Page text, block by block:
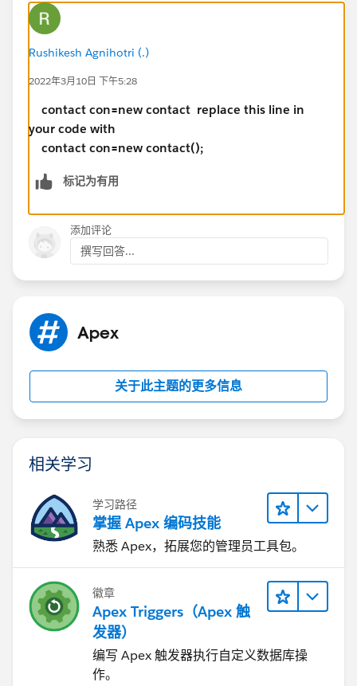
con.AccountId=
insert con;
if(con.id!=null)
id..:'+ con.id);
}
}
it shows error like
Unexpected token 'con.Firstname'.
Rushikesh Agnihotri (.)
2022年3月10日 下午5:28
contact con=new contact replace this line in
your code with
contact con=new contact();
标记为有用
添加评论
撰写回答...
Apex
关于此主题的更多信息
相关学习
学习路径
掌握 Apex 编码技能
熟悉 Apex，拓展您的管理员工具包。
徽章
Apex Triggers（Apex 触
发器）
编写 Apex 触发器执行自定义数据库操
作。